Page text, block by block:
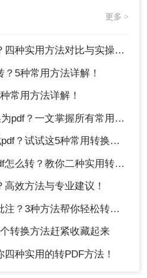
更多 >
法对比与实操指南（附详细表格）！
5种常用方法详解！
常用方法详解！
？一文掌握所有常用方法！
试试这5种常用转换方法！
转？教你二种实用转换方法！
效方法与专业建议！
？3种方法帮你轻松转换！
转换方法赶紧收藏起来
种实用的转PDF方法！